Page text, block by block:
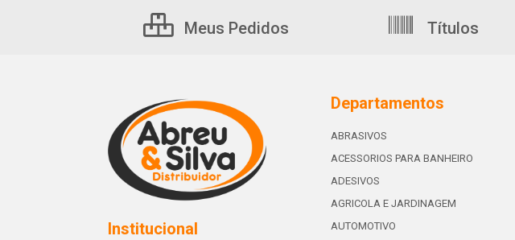
Meus Pedidos Títulos
Institucional
Departamentos
ABRASIVOS
ACESSORIOS PARA BANHEIRO
ADESIVOS
AGRICOLA E JARDINAGEM
AUTOMOTIVO